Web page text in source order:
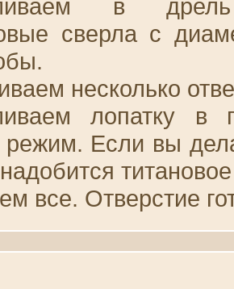
в
сверла с
несколько
лопатку
Если вы
все. Отверстие